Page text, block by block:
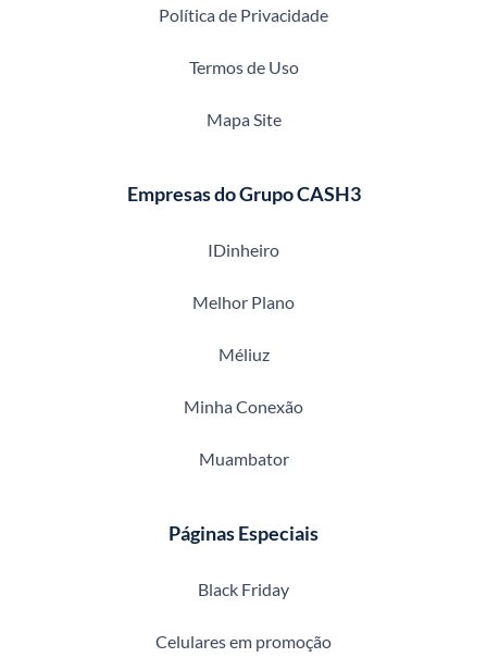
Política de Privacidade
Termos de Uso
Mapa Site
Empresas do Grupo CASH3
IDinheiro
Melhor Plano
Méliuz
Minha Conexão
Muambator
Páginas Especiais
Black Friday
Celulares em promoção